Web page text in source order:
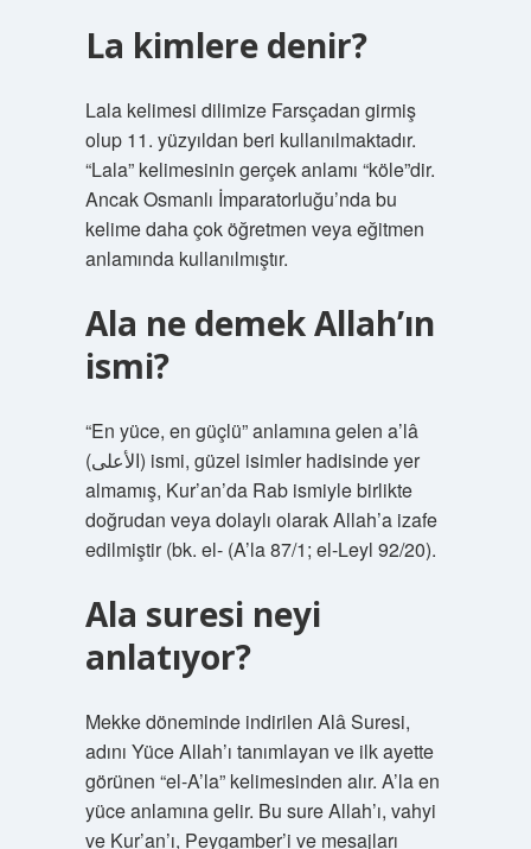
La kimlere denir?
Lala kelimesi dilimize Farsçadan girmiş
olup 11. yüzyıldan beri kullanılmaktadır.
“Lala” kelimesinin gerçek anlamı “köle”dir.
Ancak Osmanlı İmparatorluğu’nda bu
kelime daha çok öğretmen veya eğitmen
anlamında kullanılmıştır.
Ala ne demek Allah’ın
ismi?
“En yüce, en güçlü” anlamına gelen a’lâ
(الأعلى) ismi, güzel isimler hadisinde yer
almamış, Kur’an’da Rab ismiyle birlikte
doğrudan veya dolaylı olarak Allah’a izafe
edilmiştir (bk. el- (A’la 87/1; el-Leyl 92/20).
Ala suresi neyi
anlatıyor?
Mekke döneminde indirilen Alâ Suresi,
adını Yüce Allah’ı tanımlayan ve ilk ayette
görünen “el-A’la” kelimesinden alır. A’la en
yüce anlamına gelir. Bu sure Allah’ı, vahyi
ve Kur’an’ı, Peygamber’i ve mesajları